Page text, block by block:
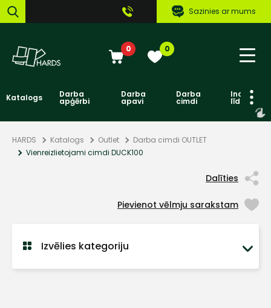
Sazinies ar mums
0 0
Katalogs Darba
apģērbi
Darba
apavi
Darba
cimdi līdzekļi
HARDS Katalogs Outlet
Darba cimdi OUTLET
Vienreizlietojami cimdi DUCK100
Dalīties
Pievienot vēlmju sarakstam
Izvēlies kategoriju